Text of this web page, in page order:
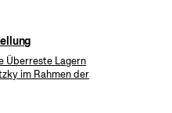
Überreste Lagern
im Rahmen der